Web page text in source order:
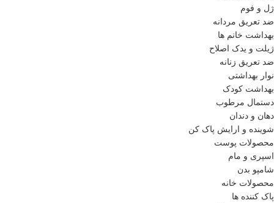
ژل و فوم
ضد تعریق مردانه
بهداشت خانم ها
ژیلت و یدک اصلاح
ضد تعریق زنانه
نوار بهداشتی
بهداشت کودک
دستمال مرطوب
دهان و دندان
شوینده و ارایش پاک کن
محصولات پوست
اسپری و مام
شامپو بدن
محصولات خانه
پاک کننده ها